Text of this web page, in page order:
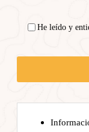
He leído y